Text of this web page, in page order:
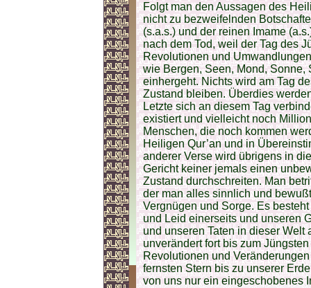
Folgt man den Aussagen des
nicht zu bezweifelnden
(s.a.s.) und der reinen Imame
nach dem Tod, weil der Tag des
Revolutionen und
wie Bergen, Seen, Mond, Sonne,
einhergeht. Nichts wird am Tag
Zustand bleiben. Überdies
Letzte sich an diesem Tag
existiert und vielleicht noch
Menschen, die noch kommen
Heiligen Qur’an und in
anderer Verse wird übrigens in
Gericht keiner jemals einen
Zustand durchschreiten. Man
der man alles sinnlich und
Vergnügen und Sorge. Es
und Leid einerseits und unseren
und unseren Taten in dieser Welt
unverändert fort bis zum
Revolutionen und
fernsten Stern bis zu unserer
von uns nur ein eingeschobenes